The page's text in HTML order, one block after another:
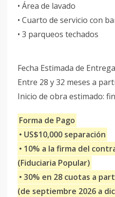
• Área de lavado
• Cuarto de servicio con
• 3 parqueos techados
Fecha Estimada de Entrega
Entre 28 y 32 meses a
Inicio de obra estimado:
Forma de Pago
• US$10,000 separación
• 10% a la firma del
(Fiduciaria Popular)
• 30% en 28 cuotas a
(de septiembre 2026 a